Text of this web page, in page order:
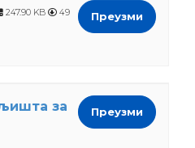
247.90 KB
49
Преузми
за
Преузми